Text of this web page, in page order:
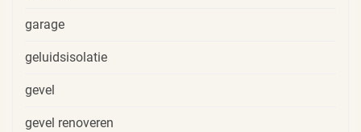
garage
geluidsisolatie
gevel
gevel renoveren